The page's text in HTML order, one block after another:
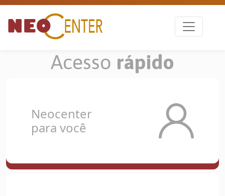
Acesso rápido
Neocenter
para você